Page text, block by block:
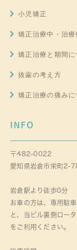
小児矯正
矯正治療中・治
矯正治療と期間に
抜歯の考え方
矯正治療の痛みに
INFO
〒482-0022
愛知県岩倉市栄町2-
岩倉駅より徒歩0分
お車の方は、専用駐
と、当ビル裏側ロー
をご利用ください。